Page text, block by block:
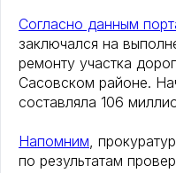
Согласно данным
заключался на
ремонту участка
Сасовском районе.
составляла 106
Напомним,
по результатам